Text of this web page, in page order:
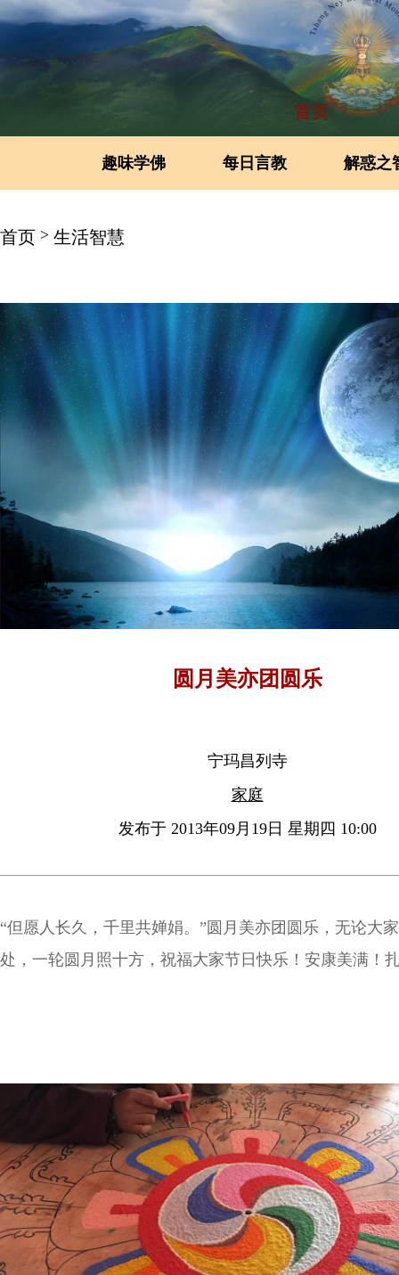
首页
趣味学佛 每日言教 解惑之
首页 > 生活智慧
圆月美亦团圆乐
宁玛昌列寺
家庭
发布于 2013年09月19日 星期四 10:00
“但愿人长久，千里共婵娟。”圆月美亦团圆乐，无论大
处，一轮圆月照十方，祝福大家节日快乐！安康美满！